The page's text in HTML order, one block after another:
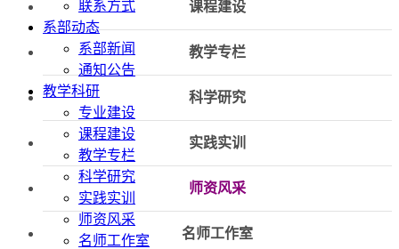
联系方式
系部动态
系部新闻
通知公告
教学科研
专业建设
课程建设
教学专栏
科学研究
实践实训
师资风采
名师工作室
课程建设
教学专栏
科学研究
实践实训
师资风采
名师工作室